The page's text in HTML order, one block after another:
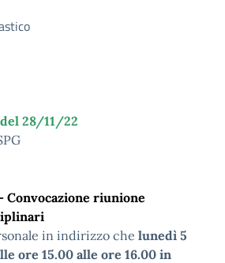
28/11/22
Convocazione riunione
in indirizzo che lunedì 5
ore 15.00 alle ore 16.00 in